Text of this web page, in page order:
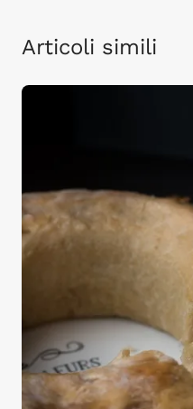
Articoli simili